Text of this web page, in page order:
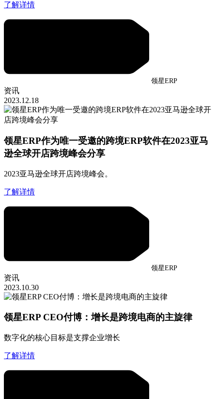
了解详情
领星ERP
资讯
2023.12.18
领星ERP作为唯一受邀的跨境ERP软件在2023亚马
逊全球开店跨境峰会分享
2023亚马逊全球开店跨境峰会。
了解详情
领星ERP
资讯
2023.10.30
领星ERP CEO付博：增长是跨境电商的主旋律
数字化的核心目标是支撑企业增长
了解详情